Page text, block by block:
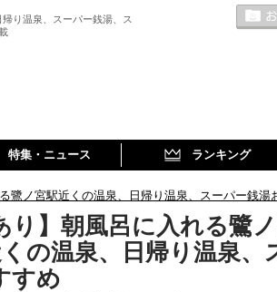
り温泉、スーパー銭湯、ス
特集・ニュース ランキング
鷺ノ宮駅近くの温泉、日帰り温泉、スーパー銭湯
り】朝風呂に入れる鷺
の温泉、日帰り温泉、
すめ